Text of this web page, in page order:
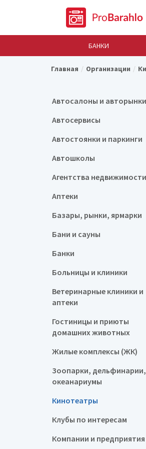
БАНКИ
Главная Организации
Автосалоны и авторынки
Автосервисы
Автостоянки и паркинги
Автошколы
Агентства недвижимости
Аптеки
Базары, рынки, ярмарки
Бани и сауны
Банки
Больницы и клиники
Ветеринарные клиники и
аптеки
Гостиницы и приюты
домашних животных
Жилые комплексы (ЖК)
Зоопарки, дельфинарии,
океанариумы
Кинотеатры
Клубы по интересам
Компании и предприятия